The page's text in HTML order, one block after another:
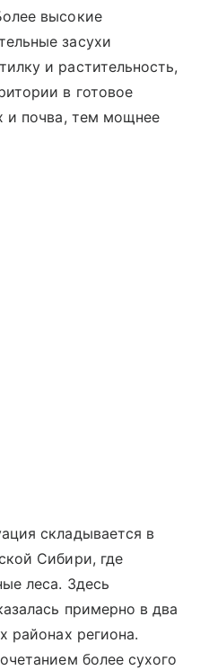
высокие
засухи
и растительность,
в готовое
и почва, тем мощнее
складывается в
Сибири, где
леса. Здесь
примерно в два
районах региона.
более сухого